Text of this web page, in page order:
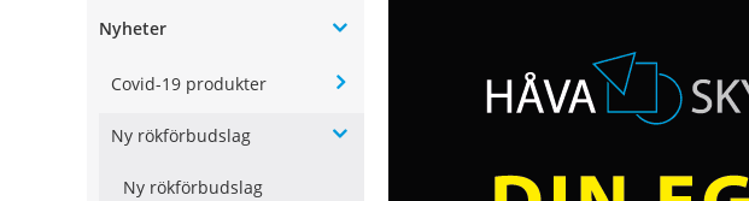
Nyheter
Covid-19 produkter
Ny rökförbudslag
Ny rökförbudslag